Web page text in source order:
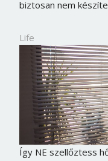
biztosan nem
Life
Így NE szellőztess
E-mail cím vagy